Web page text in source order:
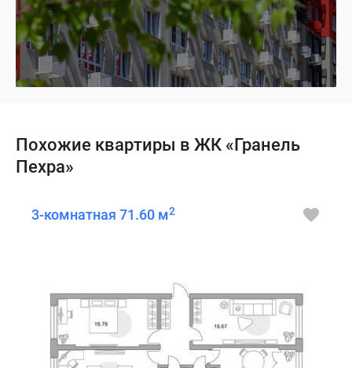
Похожие квартиры в ЖК «Гранель
Пехра»
3-комнатная 71.60 м2